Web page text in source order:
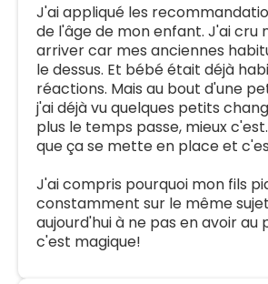
J'ai appliqué les
de l'âge de mon enfant. J'ai cru
arriver car mes anciennes
le dessus. Et bébé était déjà
réactions. Mais au bout d'une
j'ai déjà vu quelques petits
plus le temps passe, mieux
que ça se mette en place et
J'ai compris pourquoi mon fils
constamment sur le même
aujourd'hui à ne pas en avoir au
c'est magique!